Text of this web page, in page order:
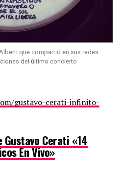
que compartió en sus redes
del último concierto
gustavo-cerati-infinito-
Gustavo Cerati «14
En Vivo»